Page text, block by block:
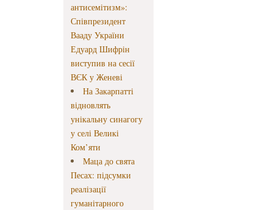
антисемітизм»:
Співпрезидент
Вааду України
Едуард Шифрін
виступив на сесії
ВЄК у Женеві
На Закарпатті
відновлять
унікальну синагогу
у селі Великі
Ком’яти
Маца до свята
Песах: підсумки
реалізації
гуманітарного